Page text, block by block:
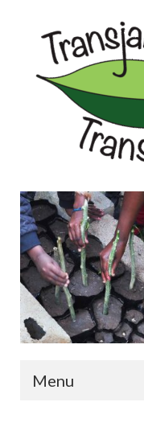
Menu